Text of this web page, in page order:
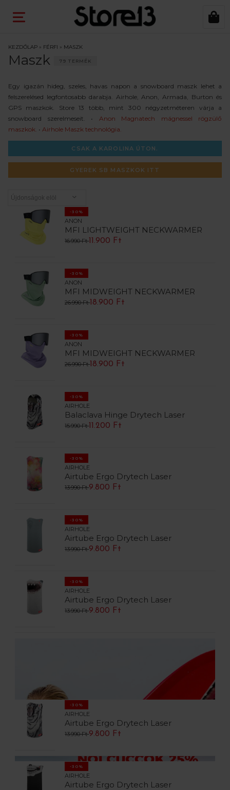
KEZDŐLAP » FÉRFI » MASZK
Maszk 79 TERMÉK
Egy igazán hideg, szeles, havas napon a snowboard maszk lehet a
felszerelésed legfontosabb darabja. Airhole, Anon, Armada, Burton és
GPS maszkok. Store 13 több, mint 300 négyzetméteren várja a
snowboard szerelmeseit. • Anon Magnatech mágnessel rögzülő
maszkok. • Airhole Maszk technológia.
CSAK A KAROLINA ÚTON.
GYEREK SB MASZKOK ITT
-30%
ANON
MFI LIGHTWEIGHT NECKWARMER
16.990 Ft 11.900 Ft
-30%
ANON
MFI MIDWEIGHT NECKWARMER
26.990 Ft 18.900 Ft
-30%
ANON
MFI MIDWEIGHT NECKWARMER
26.990 Ft 18.900 Ft
-30%
AIRHOLE
Balaclava Hinge Drytech Laser
15.990 Ft 11.200 Ft
-30%
AIRHOLE
Airtube Ergo Drytech Laser
13.990 Ft9.800 Ft
-30%
AIRHOLE
Airtube Ergo Drytech Laser
13.990 Ft9.800 Ft
-30%
AIRHOLE
Airtube Ergo Drytech Laser
13.990 Ft9.800 Ft
-30%
AIRHOLE
Airtube Ergo Drytech Laser
13.990 Ft9.800 Ft
-30%
AIRHOLE
Airtube Ergo Drytech Laser